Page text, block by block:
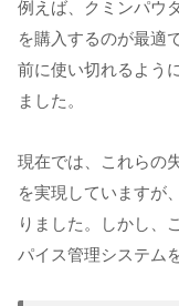
例えば、クミンパウ
を購入するのが最適
前に使い切れるよう
ました。
現在では、これらの
を実現していますが
りました。しかし、
パイス管理システム